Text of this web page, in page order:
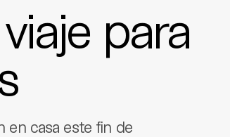
para
en casa este fin de